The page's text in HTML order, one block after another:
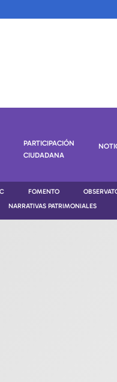
PARTICIPACIÓN
CIUDADANA
FOMENTO
NARRATIVAS PATRIMONIALES